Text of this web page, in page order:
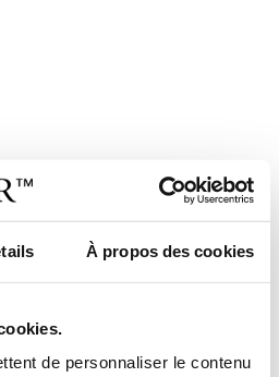
À propos des cookies
de personnaliser le contenu